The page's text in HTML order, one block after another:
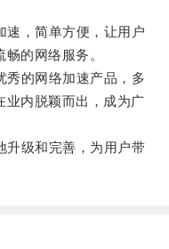
，简单方便，让用户
的网络服务。
的网络加速产品，多
业内脱颖而出，成为广
级和完善，为用户带